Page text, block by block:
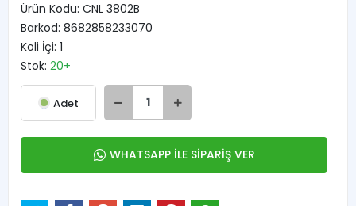
Ürün Kodu: CNL 3802B
Barkod: 8682858233070
Koli İçi: 1
Stok: 20+
Adet
WHATSAPP İLE SİPARİŞ VER